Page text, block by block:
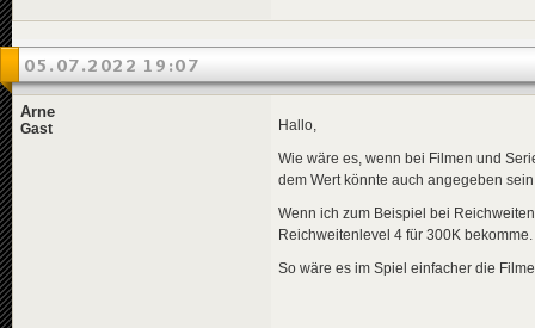
05.07.2022 19:07
Arne
Gast Hallo,
Wie wäre es, wenn bei Filmen und
dem Wert könnte auch angegeben
Wenn ich zum Beispiel bei
Reichweitenlevel 4 für 300K bekomme.
So wäre es im Spiel einfacher die